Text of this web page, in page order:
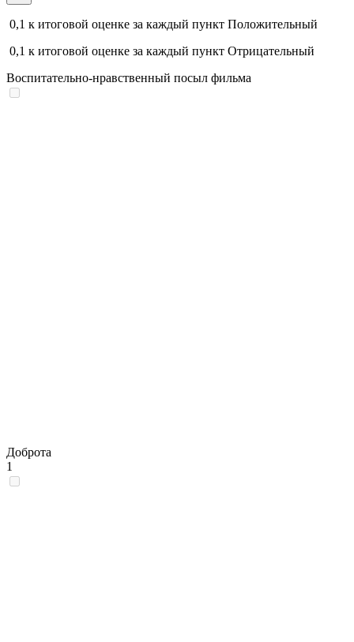
0,1 к итоговой оценке за каждый пункт Положительный
0,1 к итоговой оценке за каждый пункт Отрицательный
Воспитательно-нравственный посыл фильма
Доброта
1